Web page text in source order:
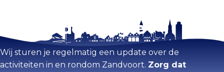
Kaart vergroten
Blijf op de hoogte
Wij sturen je regelmatig een update over de
activiteiten in en rondom Zandvoort. Zorg dat